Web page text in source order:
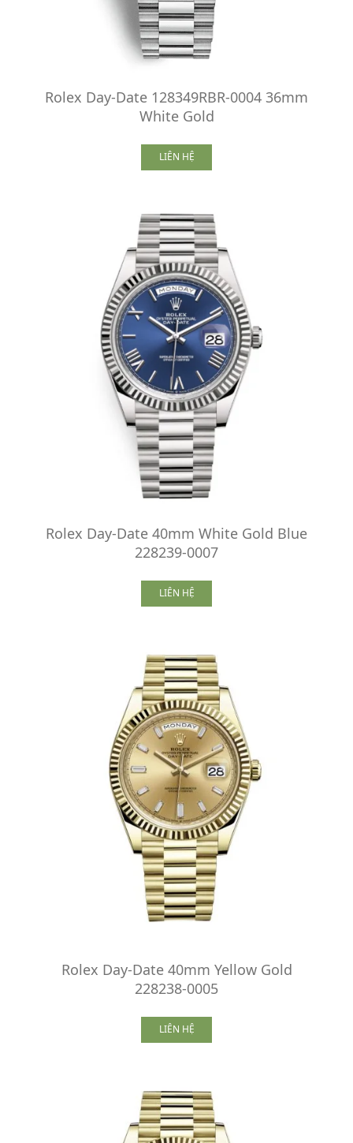
Rolex Day-Date 128349RBR-0004 36mm
White Gold
LIÊN HỆ
Rolex Day-Date 40mm White Gold Blue
228239-0007
LIÊN HỆ
Rolex Day-Date 40mm Yellow Gold
228238-0005
LIÊN HỆ